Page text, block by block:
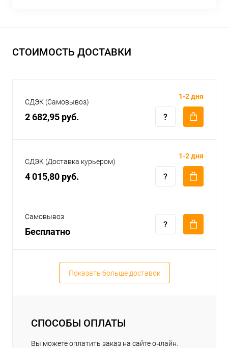
СТОИМОСТЬ ДОСТАВКИ
СДЭК (Самовывоз)
2 682,95 руб.
1-2 дня
СДЭК (Доставка курьером)
4 015,80 руб.
1-2 дня
Самовывоз
Бесплатно
Показать больше доставок
СПОСОБЫ ОПЛАТЫ
Вы можете оплатить заказ на сайте онлайн.